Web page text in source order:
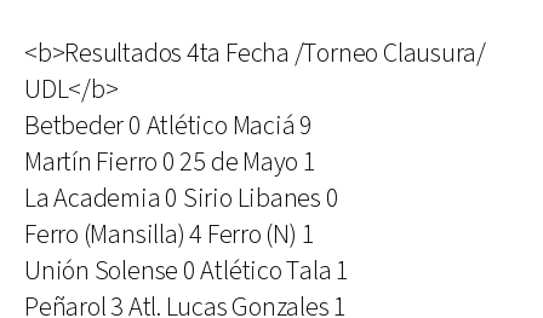
<b>Resultados 4ta Fecha /Torneo Clausura/
UDL</b>
Betbeder 0 Atlético Maciá 9
Martín Fierro 0 25 de Mayo 1
La Academia 0 Sirio Libanes 0
Ferro (Mansilla) 4 Ferro (N) 1
Unión Solense 0 Atlético Tala 1
Peñarol 3 Atl. Lucas Gonzales 1